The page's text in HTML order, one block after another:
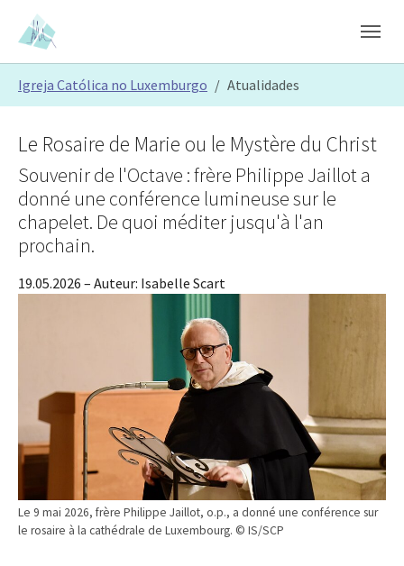
Skip to main content
Skip to page footer
Igreja Católica no Luxemburgo Atualidades
Le 9 mai 2026, frère Philippe Jaillot, o.p., a donné une conférence sur
le rosaire à la cathédrale de Luxembourg. © IS/SCP
Le Rosaire de Marie ou le Mystère du Christ
Souvenir de l'Octave : frère Philippe Jaillot a
donné une conférence lumineuse sur le
chapelet. De quoi méditer jusqu'à l'an
prochain.
19.05.2026 – Auteur: Isabelle Scart